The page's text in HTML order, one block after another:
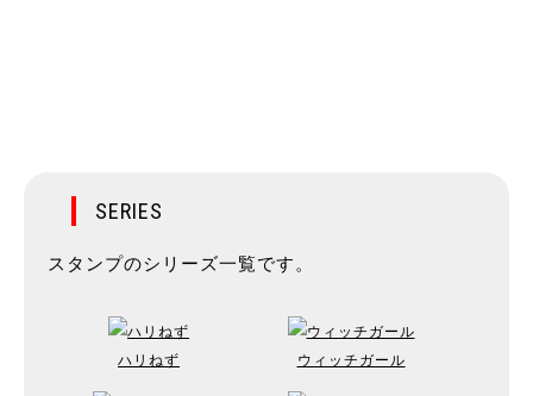
SERIES
スタンプのシリーズ一覧です。
ハリねず ウィッチガール